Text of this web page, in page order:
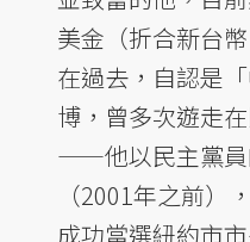
美金（折合新台
在過去，自認是
博，曾多次遊走
——他以民主黨員
（2001年之前）
成功當選紐約市